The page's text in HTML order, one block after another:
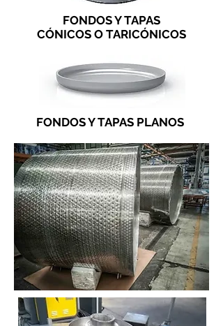
FONDOS Y TAPAS
CÓNICOS O TARICÓNICOS
FONDOS Y TAPAS PLANOS